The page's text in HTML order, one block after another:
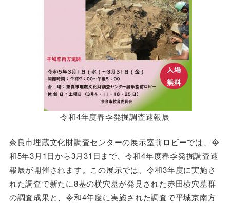
令和4年度春季発掘調査速報展
奈良市埋蔵文化財調査センターの展示室前ロビーでは、令
和5年3月1日から3月31日まで、令和4年度春季発掘調査速
報展が開催されます。この展示では、令和3年度に実施さ
れた調査で新たに8基の横穴墓が発見された赤田横穴墓群
の調査成果と、令和4年度に実施された調査で平城京南方